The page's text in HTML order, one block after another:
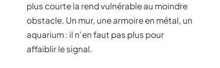
plus courte la rend vulnérable au moindre
obstacle. Un mur, une armoire en métal, un
aquarium : il n’en faut pas plus pour
affaiblir le signal.